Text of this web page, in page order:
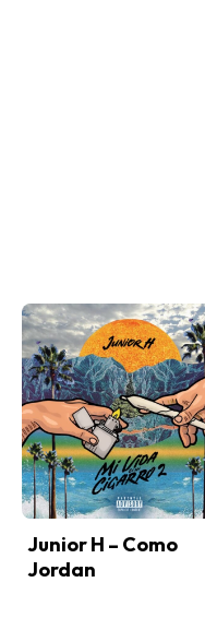
Junior H – Como
Jordan